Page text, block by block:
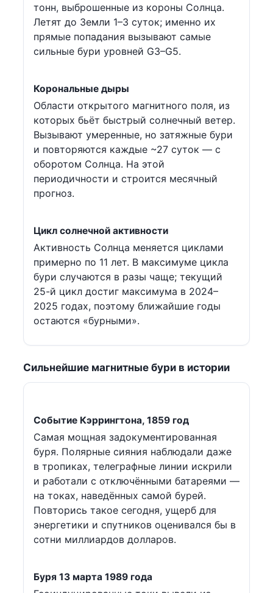
тонн, выброшенные из короны Солнца.
Летят до Земли 1–3 суток; именно их
прямые попадания вызывают самые
сильные бури уровней G3–G5.
Корональные дыры
Области открытого магнитного поля, из
которых бьёт быстрый солнечный ветер.
Вызывают умеренные, но затяжные бури
и повторяются каждые ~27 суток — с
оборотом Солнца. На этой
периодичности и строится месячный
прогноз.
Цикл солнечной активности
Активность Солнца меняется циклами
примерно по 11 лет. В максимуме цикла
бури случаются в разы чаще; текущий
25-й цикл достиг максимума в 2024–
2025 годах, поэтому ближайшие годы
остаются «бурными».
Сильнейшие магнитные бури в истории
Событие Кэррингтона, 1859 год
Самая мощная задокументированная
буря. Полярные сияния наблюдали даже
в тропиках, телеграфные линии искрили
и работали с отключёнными батареями —
на токах, наведённых самой бурей.
Повторись такое сегодня, ущерб для
энергетики и спутников оценивался бы в
сотни миллиардов долларов.
Буря 13 марта 1989 года